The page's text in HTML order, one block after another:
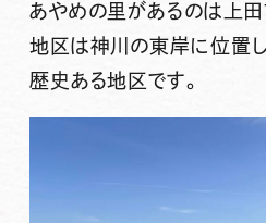
あやめの里 があるのは上
地区は神川の東岸に位置
歴史ある地区です。